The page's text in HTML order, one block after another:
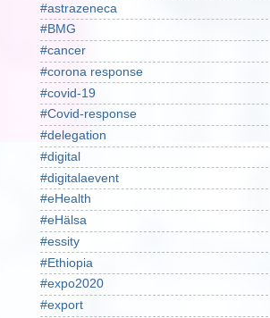
#astrazeneca
#BMG
#cancer
#corona response
#covid-19
#Covid-response
#delegation
#digital
#digitalaevent
#eHealth
#eHälsa
#essity
#Ethiopia
#expo2020
#export